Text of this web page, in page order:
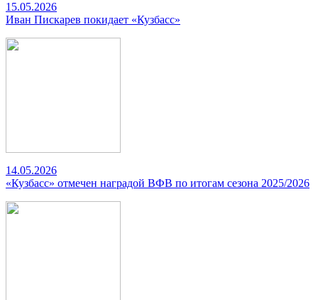
15.05.2026
Иван Пискарев покидает «Кузбасс»
14.05.2026
«Кузбасс» отмечен наградой ВФВ по итогам сезона 2025/2026